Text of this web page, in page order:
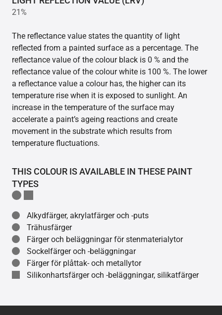
21%
The reflectance value states the quantity of light
reflected from a painted surface as a percentage. The
reflectance value of the colour black is 0 % and the
reflectance value of the colour white is 100 %. The lower
a reflectance value a colour has, the higher can its
temperature rise when it is exposed to sunlight. An
increase in the temperature of the surface may
accelerate a paint’s ageing reactions and create
movement in the substrate which results from
temperature fluctuations.
THIS COLOUR IS AVAILABLE IN THESE PAINT
TYPES
Alkydfärger, akrylatfärger och -puts
Trähusfärger
Färger och beläggningar för stenmaterialytor
Sockelfärger och -beläggningar
Färger för plåttak- och metallytor
Silikonhartsfärger och -beläggningar, silikatfärger